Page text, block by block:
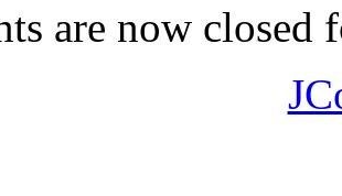
are now closed